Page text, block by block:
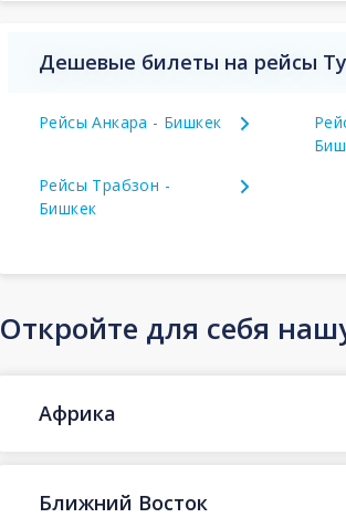
Дешевые билеты на рейсы
Рейсы Анкара - Бишкек
Рейсы Трабзон -
Бишкек
Откройте для себя
Африка
Ближний Восток